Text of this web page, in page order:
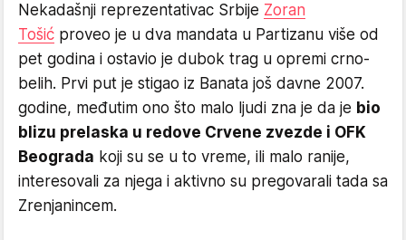
Nekadašnji reprezentativac Srbije Zoran
Tošić proveo je u dva mandata u Partizanu više od
pet godina i ostavio je dubok trag u opremi crno-
belih. Prvi put je stigao iz Banata još davne 2007.
godine, međutim ono što malo ljudi zna je da je bio
blizu prelaska u redove Crvene zvezde i OFK
Beograda koji su se u to vreme, ili malo ranije,
interesovali za njega i aktivno su pregovarali tada sa
Zrenjanincem.